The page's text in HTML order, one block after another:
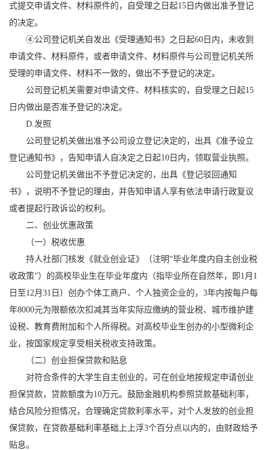
式提交申请文件、材料原件的，自受理之日起15日内做出准予登记
的决定。
④公司登记机关自发出《受理通知书》之日起60日内，未收到
申请文件、材料原件，或者申请文件、材料原件与公司登记机关所
受理的申请文件、材料不一致的，做出不予登记的决定。
公司登记机关需要对申请文件、材料核实的，自受理之日起15
日内做出是否准予登记的决定。
D.发照
公司登记机关做出准予公司设立登记决定的，出具《准予设立
登记通知书》，告知申请人自决定之日起10日内，领取营业执照。
公司登记机关做出不予登记决定的，出具《登记驳回通知
书》，说明不予登记的理由，并告知申请人享有依法申请行政复议
或者提起行政诉讼的权利。
二、创业优惠政策
（一）税收优惠
持人社部门核发《就业创业证》（注明“毕业年度内自主创业税
收政策”）的高校毕业生在毕业年度内（指毕业所在自然年，即1月1
日至12月31日）创办个体工商户、个人独资企业的，3年内按每户每
年8000元为限额依次扣减其当年实际应缴纳的营业税、城市维护建
设税、教育费附加和个人所得税。对高校毕业生创办的小型微利企
业，按国家规定享受相关税收支持政策。
（二）创业担保贷款和贴息
对符合条件的大学生自主创业的，可在创业地按规定申请创业
担保贷款，贷款额度为10万元。鼓励金融机构参照贷款基础利率，
结合风险分担情况，合理确定贷款利率水平，对个人发放的创业担
保贷款，在贷款基础利率基础上上浮3个百分点以内的，由财政给予
贴息。